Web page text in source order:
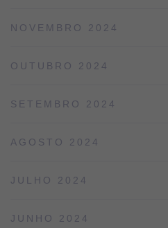
NOVEMBRO 2024
OUTUBRO 2024
SETEMBRO 2024
AGOSTO 2024
JULHO 2024
JUNHO 2024